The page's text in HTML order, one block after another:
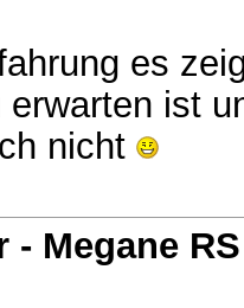
es
erwarten ist
nicht
- Megane